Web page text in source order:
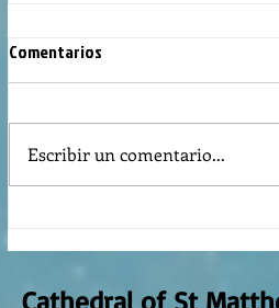
Cuaresma
Comentarios
Escribir un comentario...
Cathedral of St